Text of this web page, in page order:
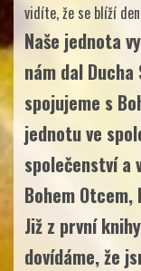
vidíte, že se blíží
Naše jednota
nám dal Ducha
spojujeme s
jednotu ve
společenství a
Bohem Otcem,
Již z první
dovídáme, že